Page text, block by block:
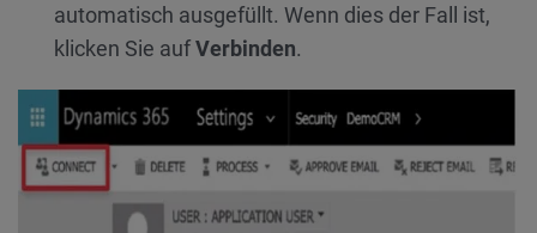
automatisch ausgefüllt. Wenn dies der Fall ist,
klicken Sie aufVerbinden.